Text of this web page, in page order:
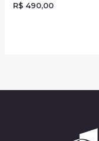
R$ 490,00